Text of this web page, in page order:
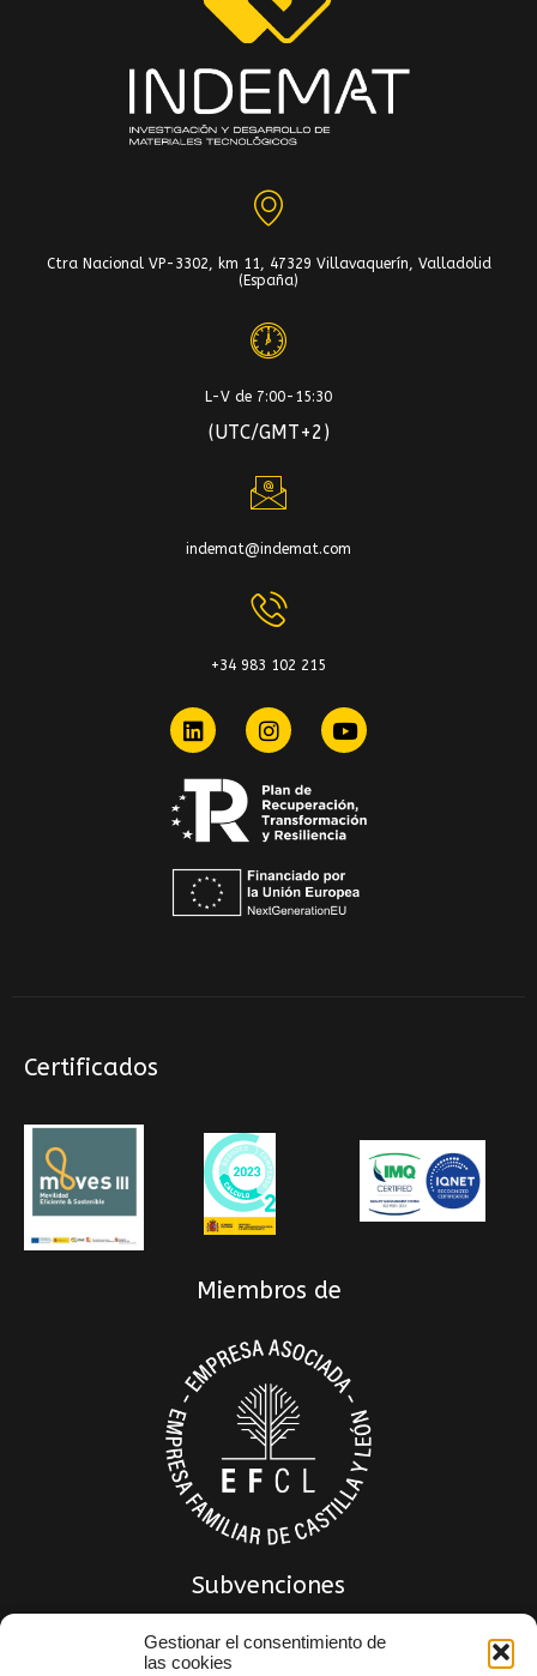
Gestionar el consentimiento de
las cookies
Ctra Nacional VP-3302, km 11, 47329 Villavaquerín, Valladolid
(España)
L-V de 7:00-15:30
(UTC/GMT+2)
indemat@indemat.com
+34 983 102 215
Certificados
Miembros de
Subvenciones